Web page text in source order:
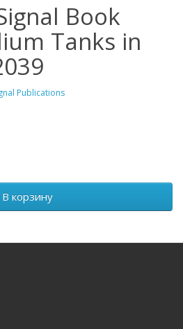
Book
Tanks in
Publications
В корзину